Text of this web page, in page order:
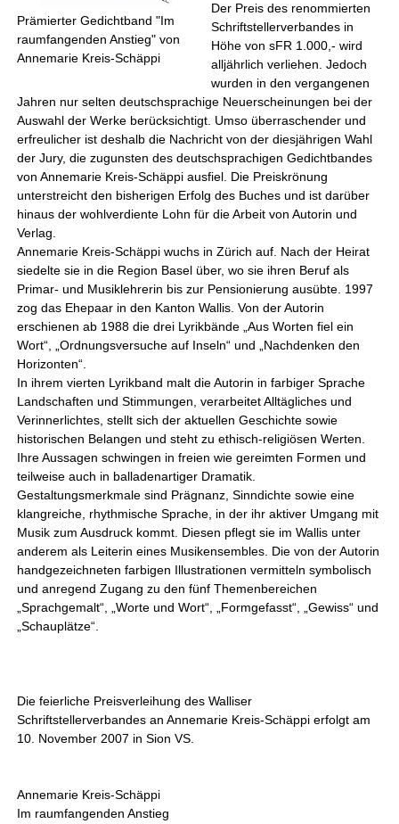
Prämierter Gedichtband "Im
raumfangenden Anstieg" von
Annemarie Kreis-Schäppi
Der Preis des renommierten
Schriftstellerverbandes in
Höhe von sFR 1.000,- wird
alljährlich verliehen. Jedoch
wurden in den vergangenen
Jahren nur selten deutschsprachige Neuerscheinungen bei der
Auswahl der Werke berücksichtigt. Umso überraschender und
erfreulicher ist deshalb die Nachricht von der diesjährigen Wahl
der Jury, die zugunsten des deutschsprachigen Gedichtbandes
von Annemarie Kreis-Schäppi ausfiel. Die Preiskrönung
unterstreicht den bisherigen Erfolg des Buches und ist darüber
hinaus der wohlverdiente Lohn für die Arbeit von Autorin und
Verlag.
Annemarie Kreis-Schäppi wuchs in Zürich auf. Nach der Heirat
siedelte sie in die Region Basel über, wo sie ihren Beruf als
Primar- und Musiklehrerin bis zur Pensionierung ausübte. 1997
zog das Ehepaar in den Kanton Wallis. Von der Autorin
erschienen ab 1988 die drei Lyrikbände „Aus Worten fiel ein
Wort“, „Ordnungsversuche auf Inseln“ und „Nachdenken den
Horizonten“.
In ihrem vierten Lyrikband malt die Autorin in farbiger Sprache
Landschaften und Stimmungen, verarbeitet Alltägliches und
Verinnerlichtes, stellt sich der aktuellen Geschichte sowie
historischen Belangen und steht zu ethisch-religiösen Werten.
Ihre Aussagen schwingen in freien wie gereimten Formen und
teilweise auch in balladenartiger Dramatik.
Gestaltungsmerkmale sind Prägnanz, Sinndichte sowie eine
klangreiche, rhythmische Sprache, in der ihr aktiver Umgang mit
Musik zum Ausdruck kommt. Diesen pflegt sie im Wallis unter
anderem als Leiterin eines Musikensembles. Die von der Autorin
handgezeichneten farbigen Illustrationen vermitteln symbolisch
und anregend Zugang zu den fünf Themenbereichen
„Sprachgemalt“, „Worte und Wort“, „Formgefasst“, „Gewiss“ und
„Schauplätze“.
Die feierliche Preisverleihung des Walliser
Schriftstellerverbandes an Annemarie Kreis-Schäppi erfolgt am
10. November 2007 in Sion VS.
Annemarie Kreis-Schäppi
Im raumfangenden Anstieg